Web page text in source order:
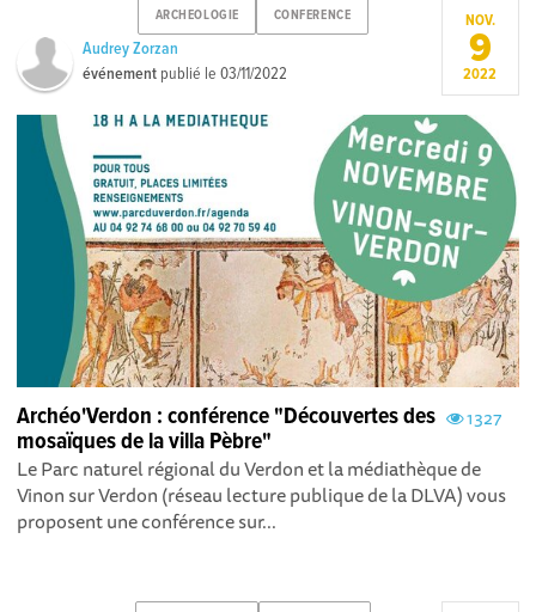
ARCHEOLOGIE CONFERENCE
Audrey Zorzan
événement publié le03/11/2022
NOV.
9
2022
1327
Archéo'Verdon : conférence "Découvertes des
mosaïques de la villa Pèbre"
Le Parc naturel régional du Verdon et la médiathèque de
Vinon sur Verdon (réseau lecture publique de la DLVA) vous
proposent une conférence sur...